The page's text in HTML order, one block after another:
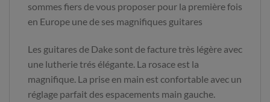
sommes fiers de vous proposer pour la première fois
en Europe une de ses magnifiques guitares
Les guitares de Dake sont de facture très légère avec
une lutherie trés élégante. La rosace est la
magnifique. La prise en main est confortable avec un
réglage parfait des espacements main gauche.